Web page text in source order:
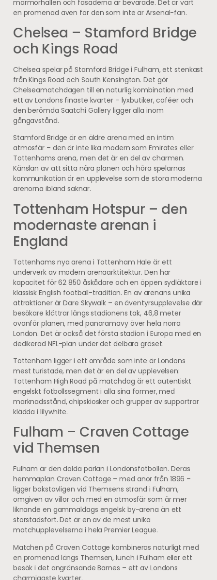
marmorhallen och fasaderna är bevarade. Det är värt
en promenad även för den som inte är Arsenal-fan.
Chelsea – Stamford Bridge
och Kings Road
Chelsea spelar på Stamford Bridge i Fulham, ett stenkast
från Kings Road och South Kensington. Det gör
Chelseamatchdagen till en naturlig kombination med
ett av Londons finaste kvarter – lyxbutiker, caféer och
den berömda Saatchi Gallery ligger alla inom
gångavstånd.
Stamford Bridge är en äldre arena med en intim
atmosfär – den är inte lika modern som Emirates eller
Tottenhams arena, men det är en del av charmen.
Känslan av att sitta nära planen och höra spelarnas
kommunikation är en upplevelse som de stora moderna
arenorna ibland saknar.
Tottenham Hotspur – den
modernaste arenan i
England
Tottenhams nya arena i Tottenham Hale är ett
underverk av modern arenaarktitektur. Den har
kapacitet för 62 850 åskådare och en öppen sydläktare i
klassisk English football-tradition. En av arenans unika
attraktioner är Dare Skywalk – en äventyrsupplevelse där
besökare klättrar längs stadionens tak, 46,8 meter
ovanför planen, med panoramavy över hela norra
London. Det är också det första stadion i Europa med en
dedikerad NFL-plan under det delbara gräset.
Tottenham ligger i ett område som inte är Londons
mest turistade, men det är en del av upplevelsen:
Tottenham High Road på matchdag är ett autentiskt
engelskt fotbollssegment i alla sina former, med
marknadsstånd, chipskiosker och grupper av supportrar
klädda i lilywhite.
Fulham – Craven Cottage
vid Themsen
Fulham är den dolda pärlan i Londonsfotbollen. Deras
hemmaplan Craven Cottage – med anor från 1896 –
ligger bokstavligen vid Themsens strand i Fulham,
omgiven av villor och med en atmosfär som är mer
liknande en gammaldags engelsk by-arena än ett
storstadsfort. Det är en av de mest unika
matchupplevelserna i hela Premier League.
Matchen på Craven Cottage kombineras naturligt med
en promenad längs Themsen, lunch i Fulham eller ett
besök i det angränsande Barnes – ett av Londons
charmigaste kvarter.